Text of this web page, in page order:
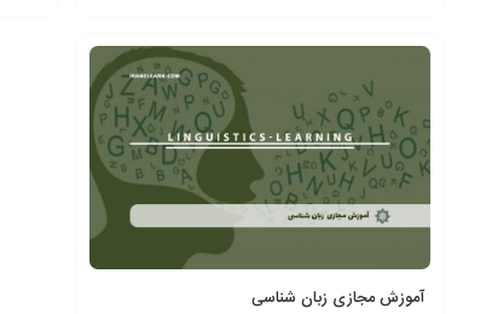
آموزش مجازی زبان شناسی